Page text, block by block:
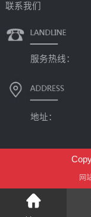
联系我们
服务热线：
地址：
网